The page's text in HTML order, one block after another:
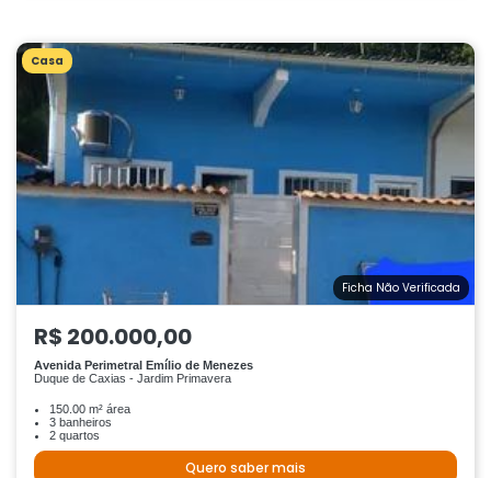
Casa
Ficha Não Verificada
R$ 200.000,00
Avenida Perimetral Emílio de Menezes
Duque de Caxias - Jardim Primavera
150.00 m² área
3 banheiros
2 quartos
Quero saber mais